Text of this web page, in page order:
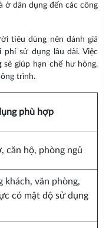
ở dân dụng đến các công
tiêu dùng nên đánh giá
sử dụng lâu dài. Việc
sẽ giúp hạn chế hư hỏng,
trình.
phù hợp
căn hộ, phòng ngủ
khách, văn phòng,
có mật độ sử dụng